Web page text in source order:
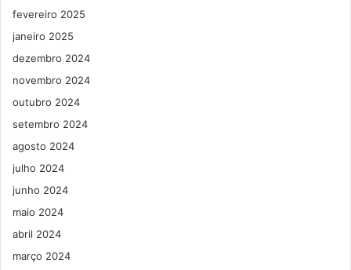
fevereiro 2025
janeiro 2025
dezembro 2024
novembro 2024
outubro 2024
setembro 2024
agosto 2024
julho 2024
junho 2024
maio 2024
abril 2024
março 2024